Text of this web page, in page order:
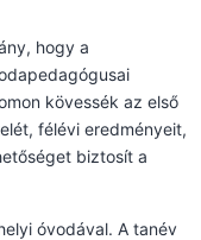
hogy a
kövessék az első
félévi eredményeit,
biztosít a
óvodával. A tanév